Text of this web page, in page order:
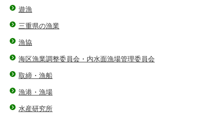
遊漁
三重県の漁業
漁協
海区漁業調整委員会・内水面漁場管理委員会
取締・漁船
漁港・漁場
水産研究所